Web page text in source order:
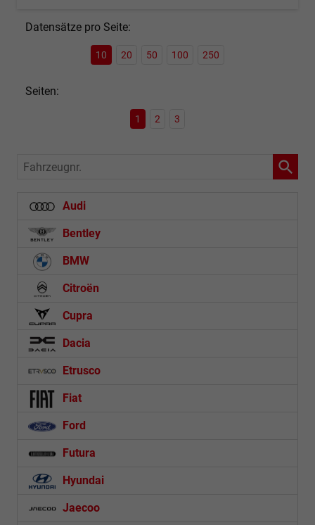
Datensätze pro Seite:
10 20 50 100 250
Seiten:
1 2 3
Fahrzeugnr.
Audi
Bentley
BMW
Citroën
Cupra
Dacia
Etrusco
Fiat
Ford
Futura
Hyundai
Jaecoo